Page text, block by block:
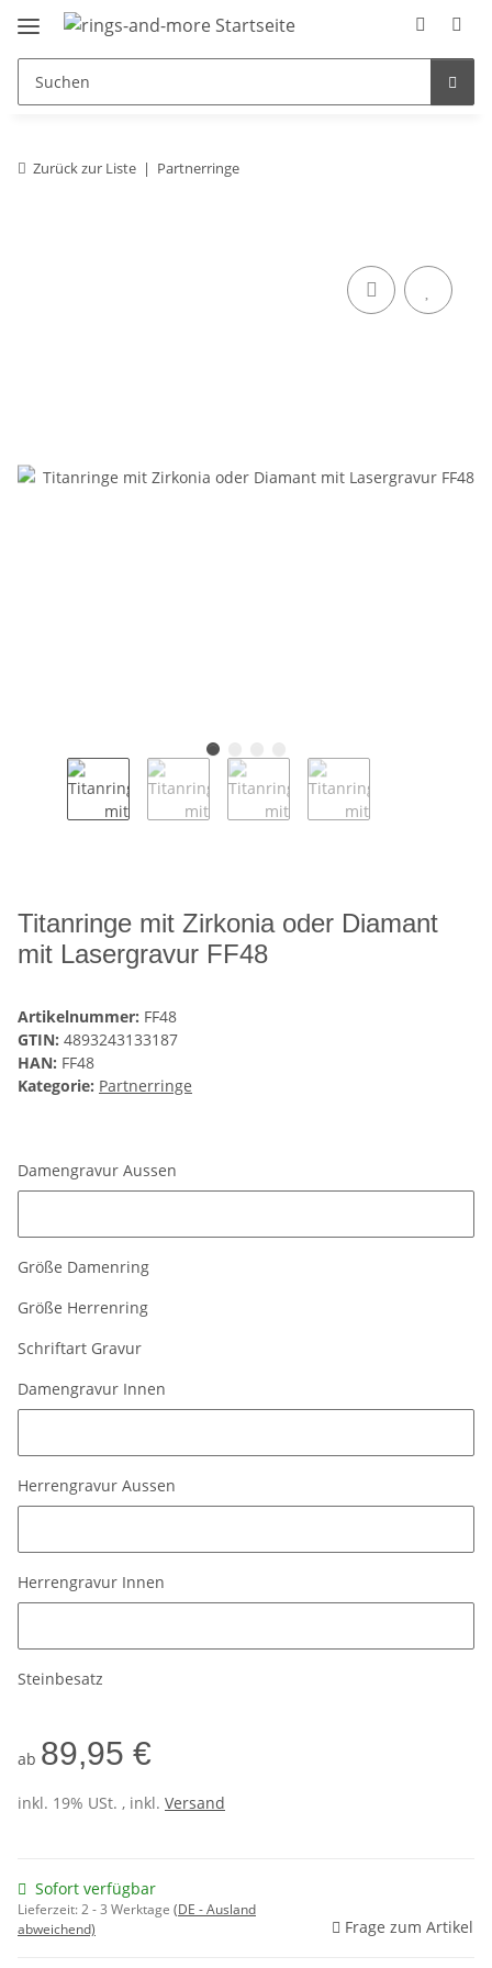
Zurück zur Liste Partnerringe
Titanringe mit Zirkonia oder Diamant
mit Lasergravur FF48
Artikelnummer: FF48
GTIN: 4893243133187
HAN: FF48
Kategorie: Partnerringe
Damengravur Aussen
Größe Damenring
Größe Herrenring
Schriftart Gravur
Damengravur Innen
Herrengravur Aussen
Herrengravur Innen
Steinbesatz
ab 89,95 €
inkl. 19% USt. , inkl. Versand
Sofort verfügbar
Lieferzeit:2 - 3 Werktage (DE - Ausland
abweichend)
Frage zum Artikel